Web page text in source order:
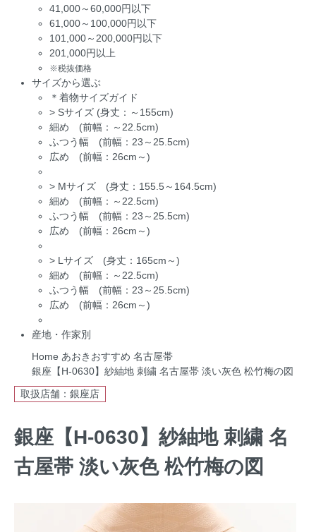
41,000～60,000円以下
61,000～100,000円以下
101,000～200,000円以下
201,000円以上
※税抜価格
サイズから選ぶ
＊着物サイズガイド
> Sサイズ (身丈：～155cm)
細め (前幅：～22.5cm)
ふつう幅 (前幅：23～25.5cm)
広め (前幅：26cm～)
> Mサイズ (身丈：155.5～164.5cm)
細め (前幅：～22.5cm)
ふつう幅 (前幅：23～25.5cm)
広め (前幅：26cm～)
> Lサイズ (身丈：165cm～)
細め (前幅：～22.5cm)
ふつう幅 (前幅：23～25.5cm)
広め (前幅：26cm～)
産地・作家別
Home あおきおすすめ 名古屋帯
銀座【H-0630】紗紬地 刺繍 名古屋帯 淡い灰色 松竹梅の図
取扱店舗：銀座店
銀座【H-0630】紗紬地 刺繍 名
古屋帯 淡い灰色 松竹梅の図